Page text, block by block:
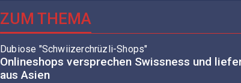
ZUM THEMA
Dubiose "Schwiizerchrüzli-Shops"
Onlineshops versprechen Swissness und
aus Asien